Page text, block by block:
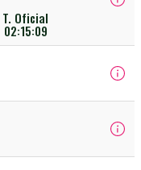
T. Oficial
02:15:09